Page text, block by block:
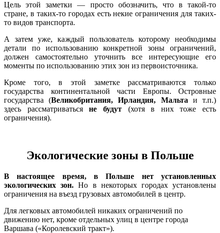
Цель этой заметки — просто обозначить, что в такой-то
стране, в таких-то городах есть некие ограничения для таких-
то видов транспорта.
А затем уже, каждый пользователь которому необходимы
детали по использованию конкретной зоны ограничений,
должен самостоятельно уточнить все интересующие его
моменты по использованию этих зон из первоисточника.
Кроме того, в этой заметке рассматриваются только
государства континентальной части Европы. Островные
государства (Великобритания, Ирландия, Мальта и т.п.)
здесь рассматриватьсяне будут(хотя в них тоже есть
ограничения).
Экологические зоны в Польше
В настоящее время, в Польше нет установленных
экологических зон. Но в некоторых городах установлены
ограничения на въезд грузовых автомобилей в центр.
Для легковых автомобилей никаких ограничений по
движению нет, кроме отдельных улиц в центре города
Варшава («Королевский тракт»).